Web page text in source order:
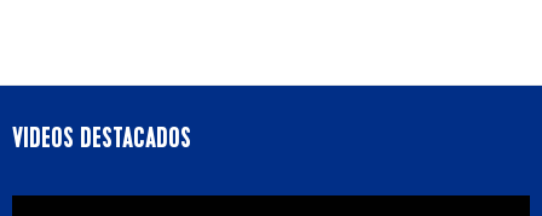
VIDEOS DESTACADOS